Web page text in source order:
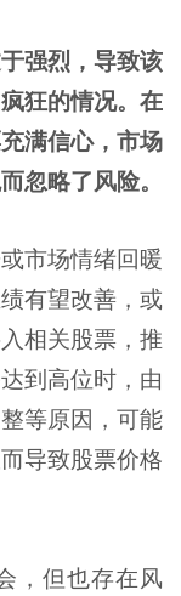
强烈，导致该
狂的情况。在
满信心，市场
忽略了风险。
市场情绪回暖
有望改善，或
相关股票，推
到高位时，由
等原因，可能
导致股票价格
，但也存在风